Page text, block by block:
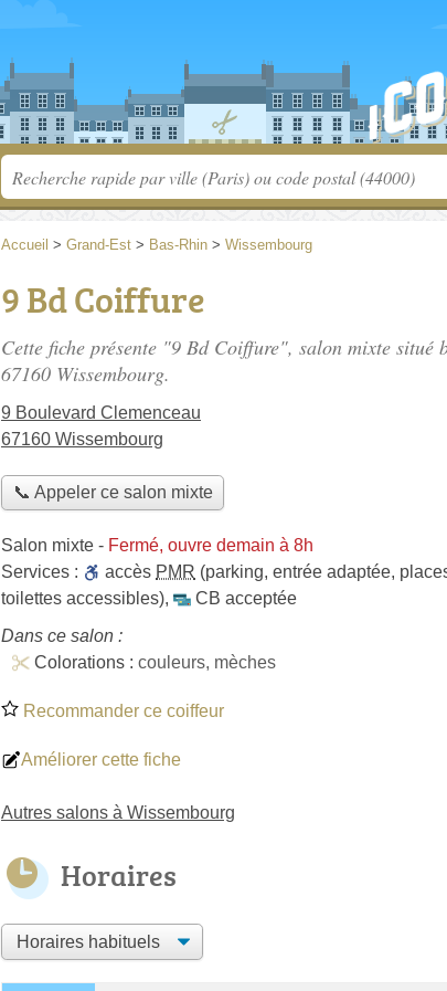
Accueil > Grand-Est > Bas-Rhin > Wissembourg
9 Bd Coiffure
Cette fiche présente "9 Bd Coiffure", salon mixte situé
67160 Wissembourg.
9 Boulevard Clemenceau
67160 Wissembourg
📞 Appeler ce salon mixte
Salon mixte - Fermé, ouvre demain à 8h
Services :
accès PMR (parking, entrée adaptée,
toilettes accessibles),
CB acceptée
Dans ce salon :
Colorations : couleurs, mèches
Recommander ce coiffeur
Améliorer cette fiche
Autres salons à Wissembourg
Horaires